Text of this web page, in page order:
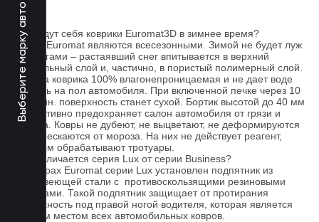
Выберите марку авто
FAQ
Как ведут себя коврики Euromat3D в зимнее время?
Ковры Euromat являются всесезонными. Зимой не будет луж
под ногами – растаявший снег впитывается в верхний
текстильный слой и, частично, в пористый полимерный слой.
Основа коврика 100% влагонепроницаемая и не дает воде
попасть на пол автомобиля. При включенной печке через 10
- 15 мин. поверхность станет сухой. Бортик высотой до 40 мм
эффективно предохраняет салон автомобиля от грязи и
мусора. Ковры не дубеют, не выцветают, не деформируются
и не трескаются от мороза. На них не действует реагент,
которым обрабатывают тротуары.
Чем отличается серия Lux от серии Business?
На коврах Euromat серии Lux установлен подпятник из
нержавеющей стали с противоскользящими резиновыми
вставками. Такой подпятник защищает от протирания
поверхность под правой ногой водителя, которая является
слабым местом всех автомобильных ковров.